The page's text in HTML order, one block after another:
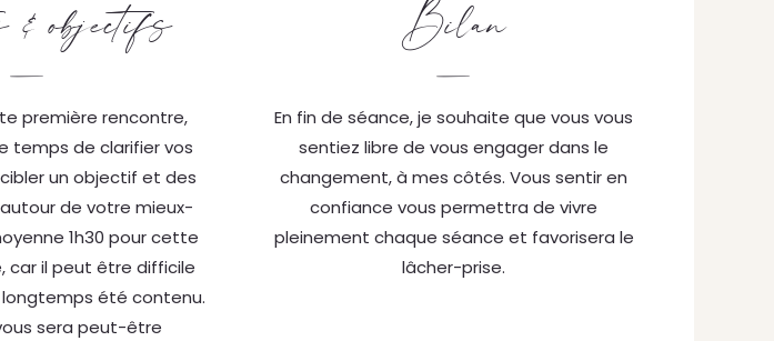
& objectifs
—
première rencontre,
temps de clarifier vos
un objectif et des
de votre mieux-
1h30 pour cette
car il peut être difficile
été contenu.
sera peut-être
Bilan
—
En fin de séance, je souhaite que vous vous
sentiez libre de vous engager dans le
changement, à mes côtés. Vous sentir en
confiance vous permettra de vivre
pleinement chaque séance et favorisera le
lâcher-prise.